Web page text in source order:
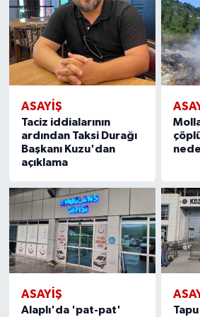
ASAYIŞ
Taciz iddialarının
ardından Taksi Durağı
Başkanı Kuzu'dan
açıklama
ASAYIŞ
Alaplı'da 'pat-pat'